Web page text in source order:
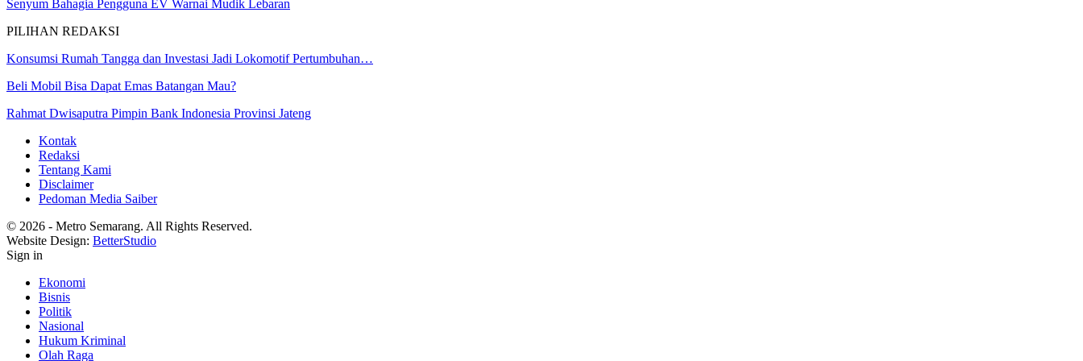
Senyum Bahagia Pengguna EV Warnai Mudik Lebaran
PILIHAN REDAKSI
Konsumsi Rumah Tangga dan Investasi Jadi Lokomotif Pertumbuhan…
Beli Mobil Bisa Dapat Emas Batangan Mau?
Rahmat Dwisaputra Pimpin Bank Indonesia Provinsi Jateng
Kontak
Redaksi
Tentang Kami
Disclaimer
Pedoman Media Saiber
© 2026 - Metro Semarang. All Rights Reserved.
Website Design: BetterStudio
Sign in
Ekonomi
Bisnis
Politik
Nasional
Hukum Kriminal
Olah Raga